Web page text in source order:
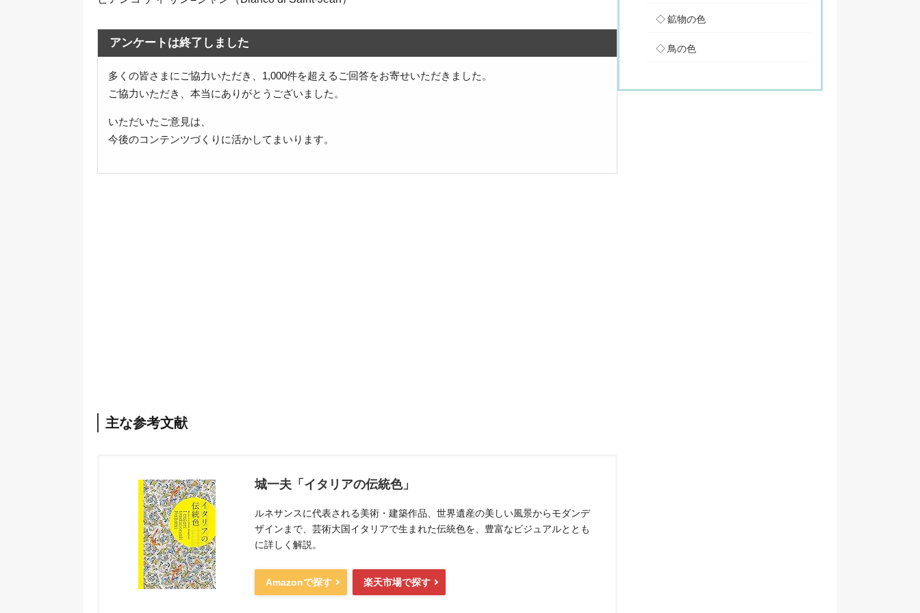
アンケートは終了しました
多くの皆さまにご協力いただき、1,000件を超えるご回答をお寄せいただきました。
ご協力いただき、本当にありがとうございました。
いただいたご意見は、
今後のコンテンツづくりに活かしてまいります。
主な参考文献
城一夫「イタリアの伝統色」
ルネサンスに代表される美術・建築作品、世界遺産の美しい風景からモダンデ
ザインまで、芸術大国イタリアで生まれた伝統色を、豊富なビジュアルととも
に詳しく解説。
Amazonで探す 楽天市場で探す
鉱物の色
鳥の色